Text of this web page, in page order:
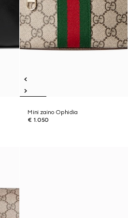
Mini zaino Ophidia
€ 1.050